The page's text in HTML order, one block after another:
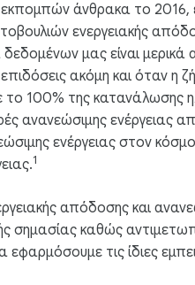
άνθρακα το
ενεργειακής
μας είναι
ακόμη και όταν η
100% της κατανάλωσης
ανανεώσιμης ενέργειας
ενέργειας στον
1
απόδοσης και
σημασίας καθώς
τις ίδιες